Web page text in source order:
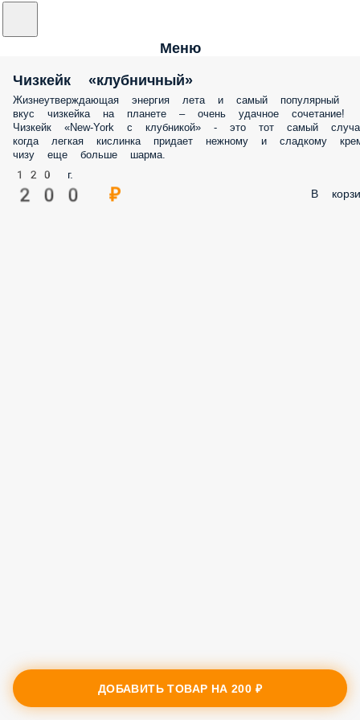
Меню
Чизкейк «клубничный»
Жизнеутверждающая энергия лета и самый популярный
вкус чизкейка на планете – очень удачное сочетание!
Чизкейк «New-York с клубникой» - это тот самый
когда легкая кислинка придает нежному и сладкому
чизу еще больше шарма.
120 г.
200 ₽ В
ДОБАВИТЬ ТОВАР НА200 ₽